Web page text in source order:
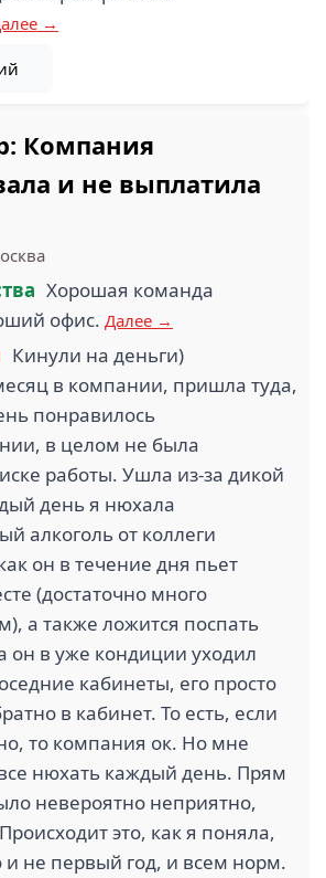
→
Компания
и не выплатила
Хорошая команда
офис. Далее →
Кинули на деньги)
в компании, пришла туда,
понравилось
в целом не была
работы. Ушла из-за дикой
день я нюхала
алкоголь от коллеги
он в течение дня пьет
(достаточно много
а также ложится поспать
он в уже кондиции уходил
кабинеты, его просто
в кабинет. То есть, если
то компания ок. Но мне
нюхать каждый день. Прям
невероятно неприятно,
это, как я поняла,
и не первый год, и всем норм.